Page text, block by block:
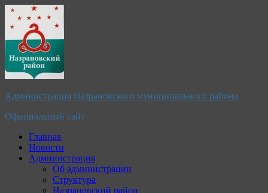
Перейти
содержимому
Администрация Назрановского муниципального района
Официальный сайт
Главная
Новости
Администрация
Об администрации
Структура
Назрановский район